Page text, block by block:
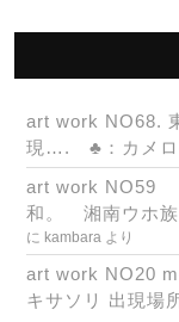
art work NO68.
現…. ♣：カメロ
art work NO59
和。 湘南ウホ
に kambara より
art work NO20
キサソリ 出現場